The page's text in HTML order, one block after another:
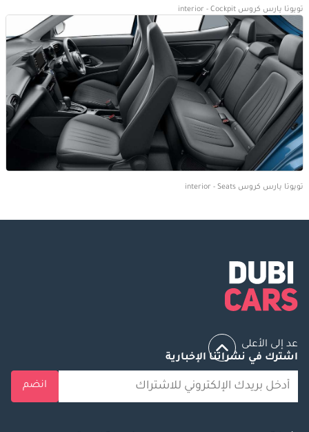
تويوتا يارس كروس interior - Cockpit
تويوتا يارس كروس interior - Seats
عد إلى الأعلى
اشترك في نشراتنا الإخبارية
انضم